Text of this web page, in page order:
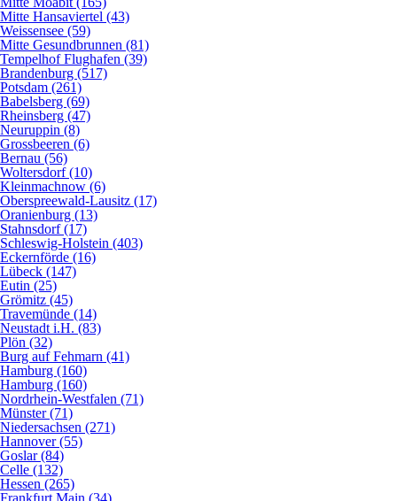
Mitte Hansaviertel (43)
Weissensee (59)
Mitte Gesundbrunnen (81)
Tempelhof Flughafen (39)
Brandenburg (517)
Potsdam (261)
Babelsberg (69)
Rheinsberg (47)
Neuruppin (8)
Grossbeeren (6)
Bernau (56)
Woltersdorf (10)
Kleinmachnow (6)
Oberspreewald-Lausitz (17)
Oranienburg (13)
Stahnsdorf (17)
Schleswig-Holstein (403)
Eckernförde (16)
Lübeck (147)
Eutin (25)
Grömitz (45)
Travemünde (14)
Neustadt i.H. (83)
Plön (32)
Burg auf Fehmarn (41)
Hamburg (160)
Hamburg (160)
Nordrhein-Westfalen (71)
Münster (71)
Niedersachsen (271)
Hannover (55)
Goslar (84)
Celle (132)
Hessen (265)
Frankfurt Main (34)